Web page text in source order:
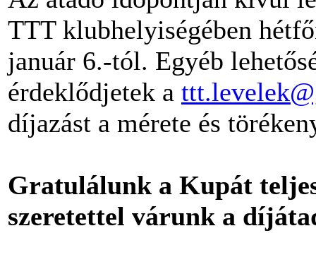
TTT klubhelyiségében
január 6.-tól. Egyéb
érdeklődjetek a
díjazást a mérete és
Gratulálunk a Kupát
szeretettel várunk a